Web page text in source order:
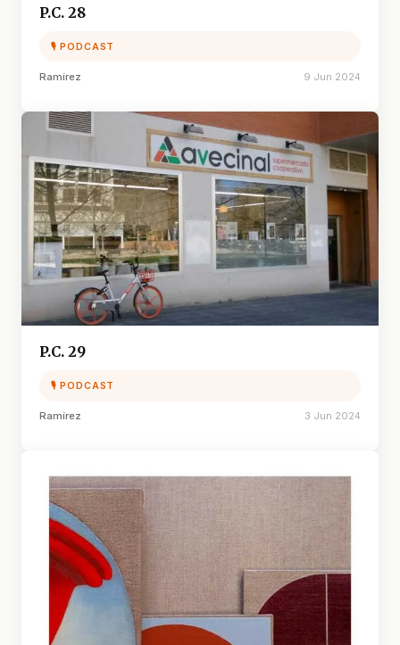
P.C. 28
🎙 PODCAST
Ramírez 9 Jun 2024
P.C. 29
🎙 PODCAST
Ramírez 3 Jun 2024